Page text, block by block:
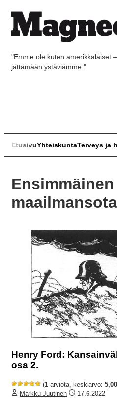
"Emme ole kuten amerikkalaiset
jättämään ystäviämme."
EtusivuYhteiskuntaTerveys ja
Ensimmäinen
maailmansota
Henry Ford:
osa 2.
(1 arviota, keskiarvo: 5,00
Markku Juutinen
17.6.2022